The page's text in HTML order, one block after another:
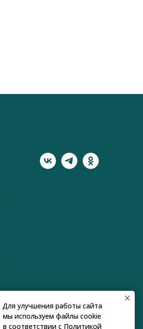
Для улучшения работы сайта
мы используем файлы cookie
в соответствии с Политикой